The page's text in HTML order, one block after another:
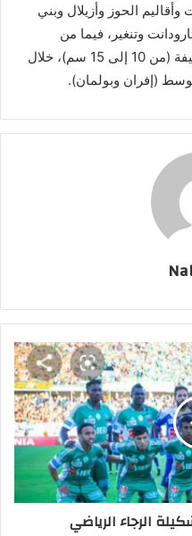
الحوز وأزيلال وبني
وتنغير، فيما من
المنتظر أن تهم تساقطات ثلجية ضعيفة (من 10 إلى 15 سم)، خلال
(إفران وبولمان).
الرجاء الرياضي